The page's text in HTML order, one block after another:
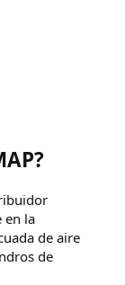
en la
de aire
de